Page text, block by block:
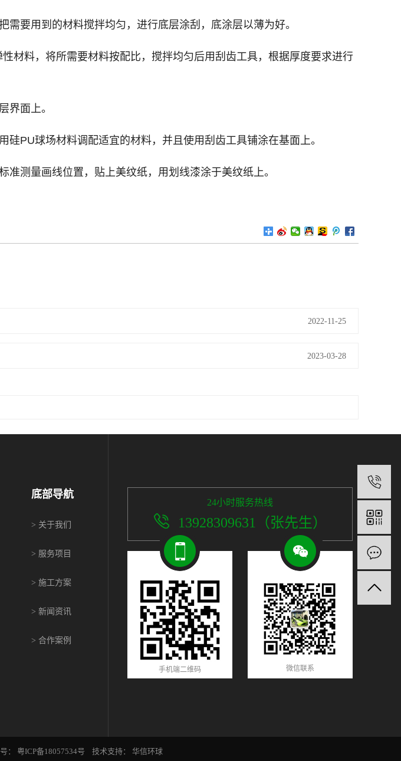
需要用到的材料搅拌均匀，进行底层涂刮，底涂层以薄为好。
材料，将所需要材料按配比，搅拌均匀后用刮齿工具，根据厚度要求进行
界面上。
硅PU球场材料调配适宜的材料，并且使用刮齿工具铺涂在基面上。
准测量画线位置，贴上美纹纸，用划线漆涂于美纹纸上。
2022-11-25
2023-03-28
底部导航
> 关于我们
> 服务项目
> 施工方案
> 新闻资讯
> 合作案例
24小时服务热线
13928309631（张先生）
手机端二维码 微信联系
： 粤ICP备18057534号 技术支持： 华信环球